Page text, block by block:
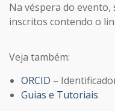
Na véspera do evento,
inscritos contendo o
Veja também:
ORCID –
Guias e Tutoriais